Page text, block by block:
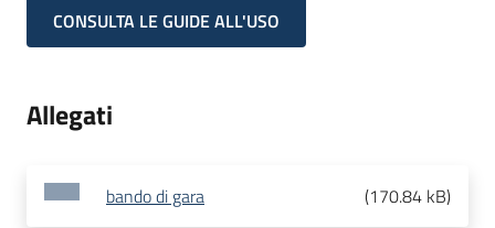
CONSULTA LE GUIDE ALL'USO
Allegati
bando di gara (170.84 kB)